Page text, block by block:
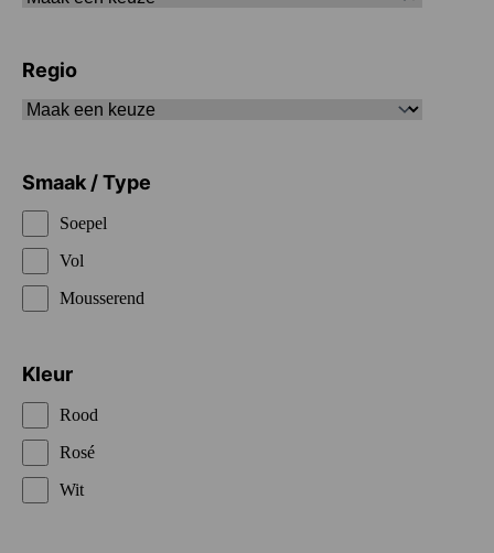
Regio
Smaak / Type
Soepel
Vol
Mousserend
Kleur
Rood
Rosé
Wit